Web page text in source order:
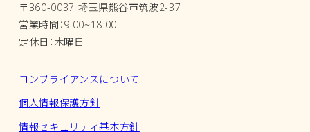
〒360-0037 埼玉県熊谷市筑波2-37
営業時間：9:00~18:00
定休日：木曜日
コンプライアンスについて
個人情報保護方針
情報セキュリティ基本方針